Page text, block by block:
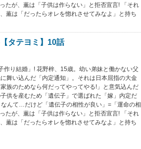
たが、薫は「子供は作らない」と拒否宣言! 「それ
薫は「だったらオレを惚れさせてみなよ」と持ち
タテヨミ】10話
作り結婚」! 花野梓、15歳。幼い弟妹と働かない父
舞い込んだ「内定通知」。それは日本屈指の大金
族のためなら何だってやってやる!」と意気込んだ
供を産むため「遺伝子」で選ばれた「嫁」内定だ
んて…だけど「遺伝子の相性が良い」=「運命の相
たが、薫は「子供は作らない」と拒否宣言! 「それ
薫は「だったらオレを惚れさせてみなよ」と持ち